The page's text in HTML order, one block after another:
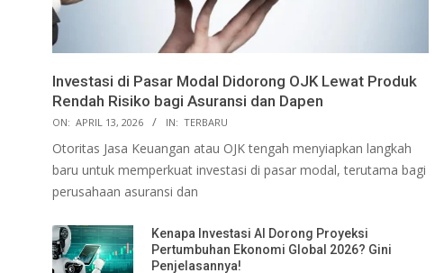
Investasi di Pasar Modal Didorong OJK Lewat Produk
Rendah Risiko bagi Asuransi dan Dapen
ON: APRIL 13, 2026 IN: TERBARU
Otoritas Jasa Keuangan atau OJK tengah menyiapkan langkah
baru untuk memperkuat investasi di pasar modal, terutama bagi
perusahaan asuransi dan
Kenapa Investasi AI Dorong Proyeksi
Pertumbuhan Ekonomi Global 2026? Gini
Penjelasannya!